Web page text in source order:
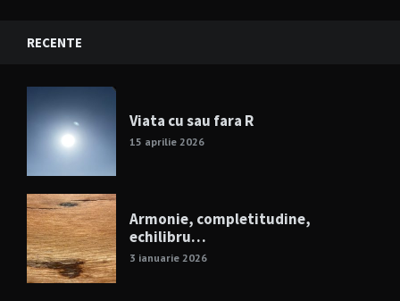
RECENTE
Viata cu sau fara R
15 aprilie 2026
Armonie, completitudine,
echilibru…
3 ianuarie 2026